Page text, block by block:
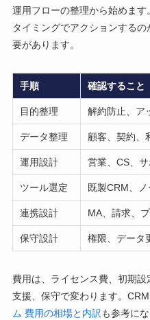
運用フローの整理から始めま
タイミングでアクションする
要があります。
手順 確認すること
目的整理 解約防止、ア
データ整理 顧客、契約、
運用設計 営業、CS、
ツール選定 既製CRM、
連携設計 MA、請求、
保守設計 権限、データ
費用は、ライセンス費、初期
支援、保守で変わります。CRM
ム 費用の相場と内訳も参考にな